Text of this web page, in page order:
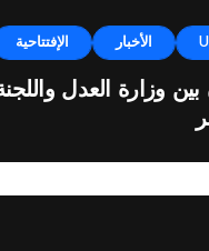
الأخبار الإفتتاحية
بين وزارة العدل